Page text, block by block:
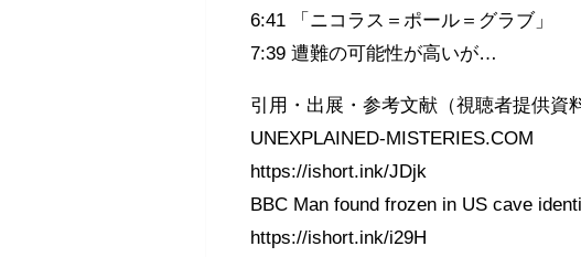
6:41 「ニコラス＝ポール＝グラブ」
7:39 遭難の可能性が高いが…
引用・出展・参考文献（視聴者提供資
UNEXPLAINED-MISTERIES.COM
https://ishort.ink/JDjk
BBC Man found frozen in US cave
https://ishort.ink/i29H